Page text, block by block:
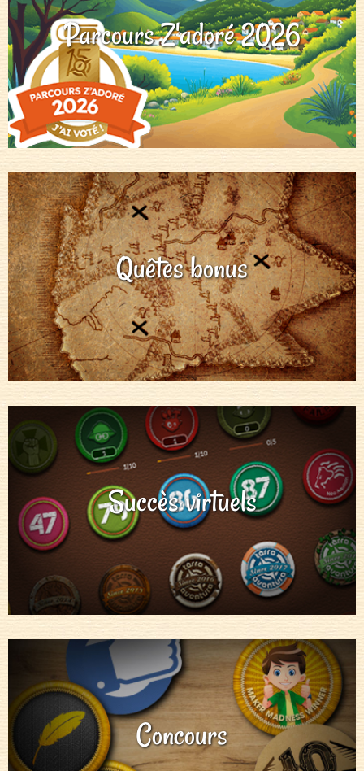
Parcours Z'adoré 2026
Quêtes bonus
Succès virtuels
Concours